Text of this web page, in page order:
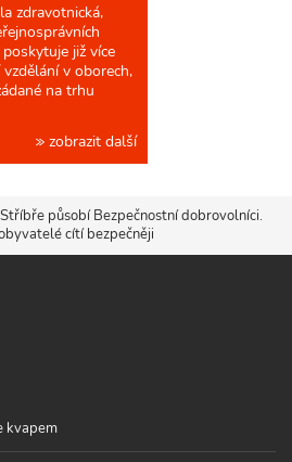
zdravotnická,
již více
v oborech,
na trhu
zobrazit další
působí Bezpečnostní dobrovolníci.
cítí bezpečněji
kvapem